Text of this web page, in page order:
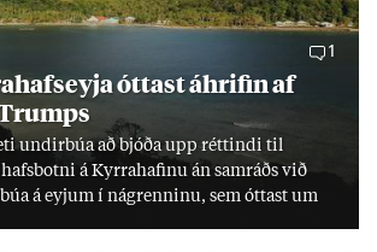
1
ótt­ast áhrif­in af
und­ir­búa að bjóða upp rétt­indi til
á Kyrra­haf­inu án sam­ráðs við
á eyj­um í ná­grenn­inu, sem ótt­ast um